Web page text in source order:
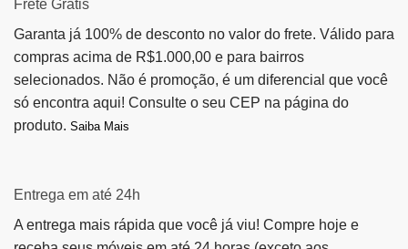
Frete Grátis
Garanta já 100% de desconto no valor do frete. Válido para
compras acima de R$1.000,00 e para bairros
selecionados. Não é promoção, é um diferencial que você
só encontra aqui! Consulte o seu CEP na página do
produto. Saiba Mais
Entrega em até 24h
A entrega mais rápida que você já viu! Compre hoje e